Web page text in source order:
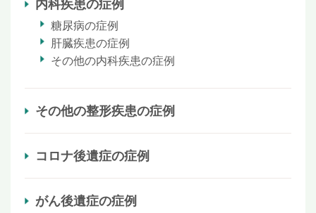
内科疾患の症例
糖尿病の症例
肝臓疾患の症例
その他の内科疾患の症例
その他の整形疾患の症例
コロナ後遺症の症例
がん後遺症の症例